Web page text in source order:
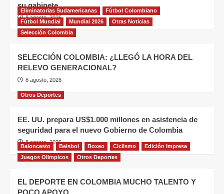
su gabinete
8 agosto, 2026
Eliminatorias Sudamericanas
Fútbol Colombiano
Fútbol Mundial
Mundial 2026
Otras Noticias
Selección Colombia
SELECCIÓN COLOMBIA: ¿LLEGÓ LA HORA DEL
RELEVO GENERACIONAL?
8 agosto, 2026
Otros Deportes
EE. UU. prepara US$1.000 millones en asistencia de
seguridad para el nuevo Gobierno de Colombia
8 agosto, 2026
Baloncesto Beisbol Boxeo Ciclismo
Edición Impresa
Juegos Olimpicos
Otros Deportes
EL DEPORTE EN COLOMBIA MUCHO TALENTO Y